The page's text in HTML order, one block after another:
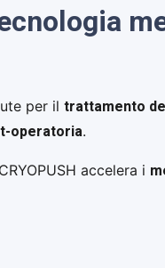
per il trattamento
operatoria.
accelera i